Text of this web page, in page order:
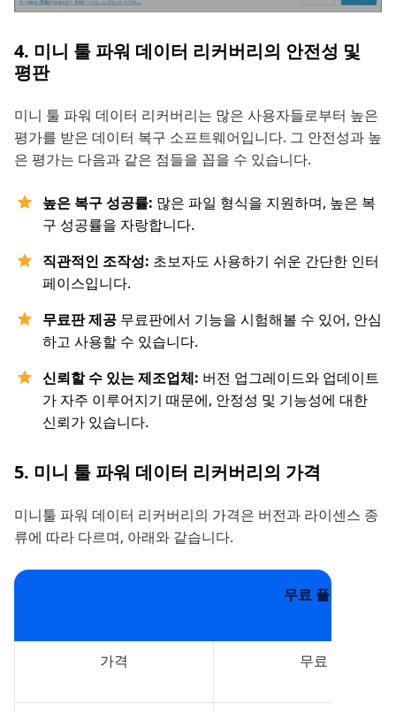
4. 미니 툴 파워 데이터 리커버리의 안전성 및
평판
미니 툴 파워 데이터 리커버리는 많은 사용자들로부터 높은
평가를 받은 데이터 복구 소프트웨어입니다. 그 안전성과 높
은 평가는 다음과 같은 점들을 꼽을 수 있습니다.
높은 복구 성공률: 많은 파일 형식을 지원하며, 높은 복
구 성공률을 자랑합니다.
직관적인 조작성: 초보자도 사용하기 쉬운 간단한 인터
페이스입니다.
무료판 제공 무료판에서 기능을 시험해볼 수 있어, 안심
하고 사용할 수 있습니다.
신뢰할 수 있는 제조업체: 버전 업그레이드와 업데이트
가 자주 이루어지기 때문에, 안정성 및 기능성에 대한
신뢰가 있습니다.
5. 미니 툴 파워 데이터 리커버리의 가격
미니툴 파워 데이터 리커버리의 가격은 버전과 라이센스 종
류에 따라 다르며, 아래와 같습니다.
무료 플랜
가격 무료